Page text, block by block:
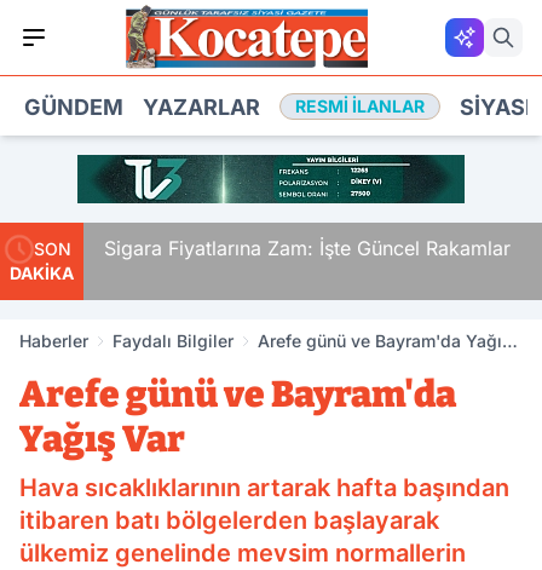
GÜNDEM YAZARLAR RESMI İLANLAR
SON
DAKİKA
Sigara Fiyatlarına Zam: İşte Güncel Rakamlar
Haberler Faydalı Bilgiler
Arefe günü ve Bayram'da Yağış
Arefe günü ve Bayram'da
Yağış Var
Hava sıcaklıklarının artarak hafta başından
itibaren batı bölgelerden başlayarak
ülkemiz genelinde mevsim normallerin